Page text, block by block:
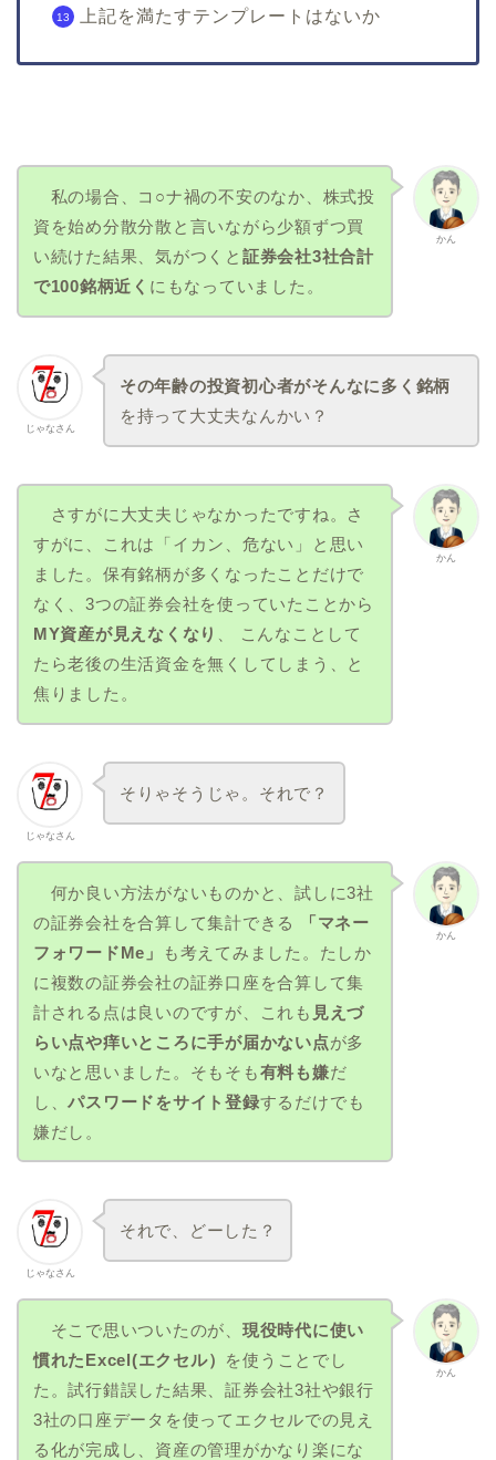
上記を満たすテンプレートはないか
かん
私の場合、コ○ナ禍の不安のなか、株式投
資を始め分散分散と言いながら少額ずつ買
い続けた結果、気がつくと 証券会社3社合計
で100銘柄近く にもなっていました。
じゃなさん
その年齢の投資初心者がそんなに多く銘柄
を持って大丈夫なんかい？
かん
さすがに大丈夫じゃなかったですね。さ
すがに、これは「イカン、危ない」と思い
ました。保有銘柄が多くなったことだけで
なく、3つの証券会社を使っていたことから
MY資産が見えなくなり 、 こんなことして
たら老後の生活資金を無くしてしまう、と
焦りました。
じゃなさん
そりゃそうじゃ。それで？
かん
何か良い方法がないものかと、試しに3社
の証券会社を合算して集計できる
「マネー
フォワードMe」
も考えてみました。たしか
に複数の証券会社の証券口座を合算して集
計される点は良いのですが、これも 見えづ
らい点や痒いところに手が届かない点が多
いなと思いました。そもそも有料も嫌だ
し、パスワードをサイト登録するだけでも
嫌だし。
じゃなさん
それで、どーした？
かん
そこで思いついたのが、 現役時代に使い
慣れたExcel(エクセル） を使うことでし
た。試行錯誤した結果、証券会社3社や銀行
3社の口座データを使ってエクセルでの見え
る化が完成し、資産の管理がかなり楽にな